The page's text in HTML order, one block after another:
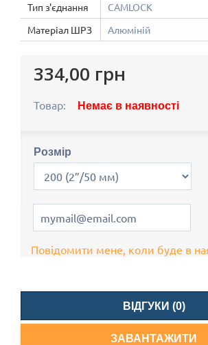
Тип з'єднання
CAMLOCK
Матеріал ШРЗ
Алюміній
334,00 грн
Товар: Немає в наявності
Розмір
Повідомити мене, коли буде в
ВІДГУКИ (0)
ЗАВАНТАЖИТИ